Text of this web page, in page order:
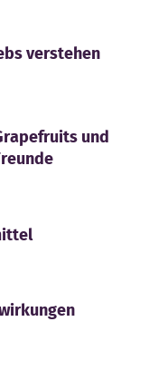
verstehen
und